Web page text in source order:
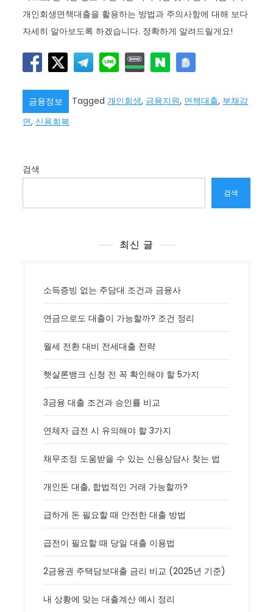
개인회생면책대출을 활용하는 방법과 주의사항에 대해 보다
자세히 알아보도록 하겠습니다. 정확하게 알려드릴게요!
금융정보 Tagged개인회생, 금융지원, 면책대출, 부채감
면, 신용회복
검색
검색
최신 글
소득증빙 없는 주담대 조건과 금융사
연금으로도 대출이 가능할까? 조건 정리
월세 전환 대비 전세대출 전략
햇살론뱅크 신청 전 꼭 확인해야 할 5가지
3금융 대출 조건과 승인률 비교
연체자 급전 시 유의해야 할 3가지
채무조정 도움받을 수 있는 신용상담사 찾는 법
개인돈 대출, 합법적인 거래 가능할까?
급하게 돈 필요할 때 안전한 대출 방법
급전이 필요할 때 당일 대출 이용법
2금융권 주택담보대출 금리 비교 (2025년 기준)
내 상황에 맞는 대출계산 예시 정리